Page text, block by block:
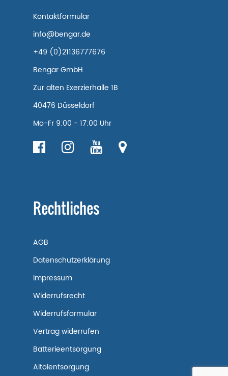
Kontaktformular
info@bengar.de
+49 (0)21136777676
Bengar GmbH
Zur alten Exerzierhalle 1B
40476 Düsseldorf
Mo-Fr 9:00 - 17:00 Uhr
Rechtliches
AGB
Datenschutzerklärung
Impressum
Widerrufsrecht
Widerrufsformular
Vertrag widerrufen
Batterieentsorgung
Altölentsorgung